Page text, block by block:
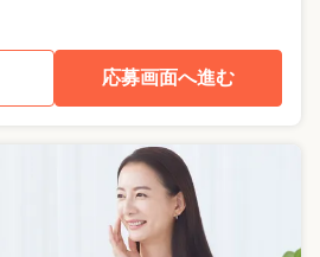
応募画面へ進む